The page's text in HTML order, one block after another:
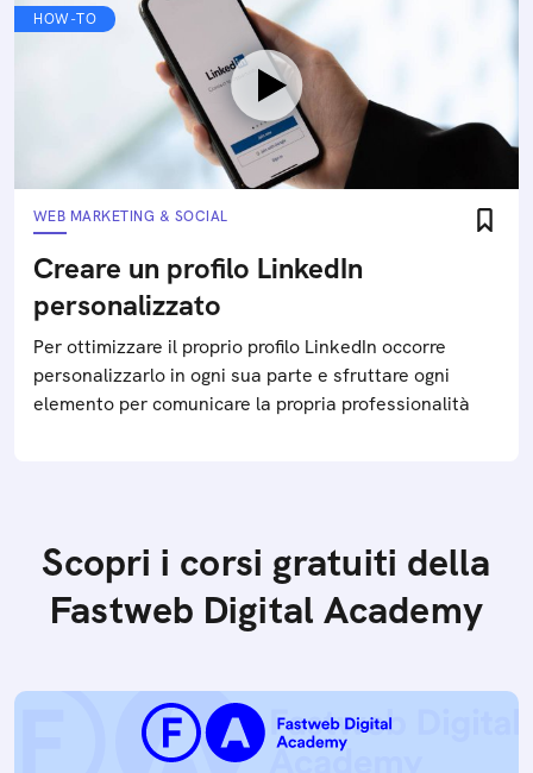
HOW-TO
WEB MARKETING & SOCIAL
Creare un profilo LinkedIn
personalizzato
Per ottimizzare il proprio profilo LinkedIn occorre
personalizzarlo in ogni sua parte e sfruttare ogni
elemento per comunicare la propria professionalità
Scopri i corsi gratuiti della
Fastweb Digital Academy